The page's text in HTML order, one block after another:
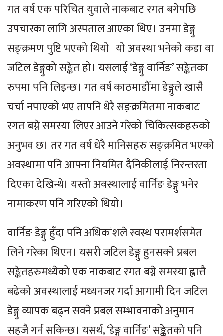
गत वर्ष एक परिचित युवाले नाकबाट रगत बगेपछि
उपचारका लागि अस्पताल आएका थिए। उनमा डेङ्गु
सङ्क्रमण पुष्टि भएको थियो। यो अवस्था भनेको कडा वा
जटिल डेङ्गुको सङ्केत हो। यसलाई ‘डेङ्गु वार्निङ’ सङ्केतका
रुपमा पनि लिइन्छ। गत वर्ष काठमाडौँमा डेङ्गुले खासै
चर्चा नपाएको भए तापनि धेरै सङ्क्रमितमा नाकबाट
रगत बग्ने समस्या लिएर आउने गरेको चिकित्सकहरुको
अनुभव छ। तर गत वर्ष धेरै मानिसहरु सङ्क्रमित भएको
अवस्थामा पनि आफ्ना नियमित दैनिकीलाई निरन्तरता
दिएका देखिन्थे। यस्तो अवस्थालाई वार्निङ डेङ्गु भनेर
नामाकरण पनि गरिएको थियो।
वार्निङ डेङ्गु हुँदा पनि अधिकांशले स्वस्थ परामर्शसमेत
लिने गरेका थिएन। यसरी जटिल डेङ्गु हुनसक्ने प्रबल
सङ्केतहरुमध्येको एक नाकबाट रगत बग्ने समस्या ह्वात्तै
बढेको अवस्थालाई मध्यनजर गर्दा आगामी दिन जटिल
डेङ्गु व्यापक बढ्न सक्ने प्रबल सम्भावनाको अनुमान
सहजै गर्न सकिन्छ। यसर्थ, ‘डेङ्गु वार्निङ’ सङ्केतको पनि